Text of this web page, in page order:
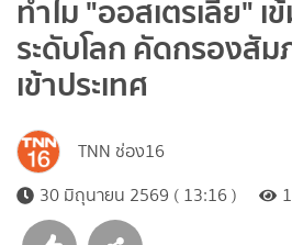
ทำไม "ออสเตรเลีย" เ
ระดับโลก คัดกรองสัม
เข้าประเทศ
TNN ช่อง16
30 มิถุนายน 2569 ( 13:16 )